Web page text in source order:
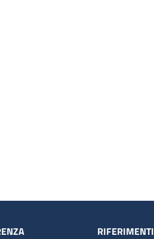
RIFERIMENTI